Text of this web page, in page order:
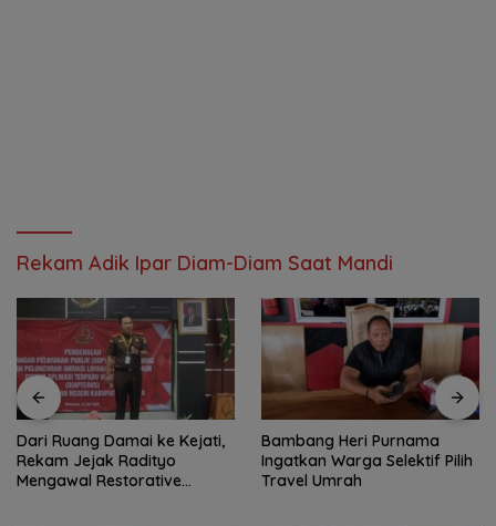
Rekam Adik Ipar Diam-Diam Saat Mandi
Dari Ruang Damai ke Kejati,
Rekam Jejak Radityo
Mengawal Restorative
Bambang Heri Purnama
Ingatkan Warga Selektif Pilih
Travel Umrah